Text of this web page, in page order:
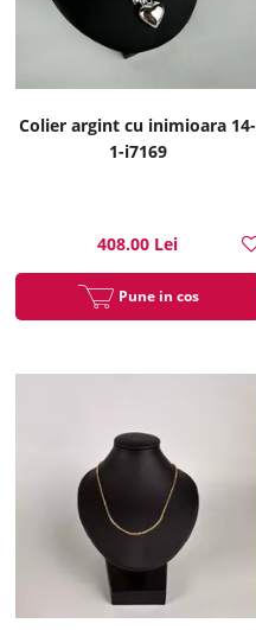
Colier argint cu inimioara 14-
1-i7169
408.00 Lei
Pune in cos